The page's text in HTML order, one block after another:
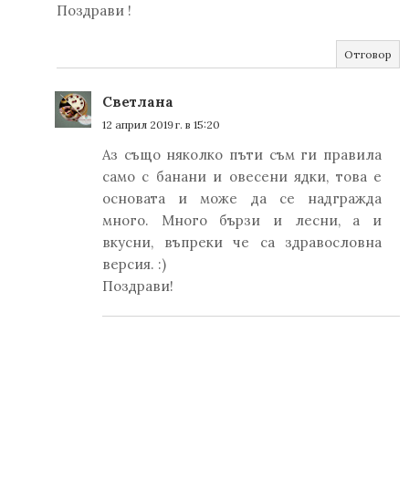
Поздрави !
Отговор
Светлана
12 април 2019 г. в 15:20
Аз също няколко пъти съм ги правила
само с банани и овесени ядки, това е
основата и може да се надгражда
много. Много бързи и лесни, а и
вкусни, въпреки че са здравословна
версия. :)
Поздрави!